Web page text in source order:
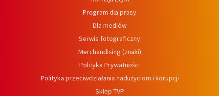
Program dla prasy
Dla mediów
Serwis fotograficzny
Merchandising (znaki)
Polityka Prywatności
Polityka przeciwdziałania nadużyciom i korupcji
Sklep TVP